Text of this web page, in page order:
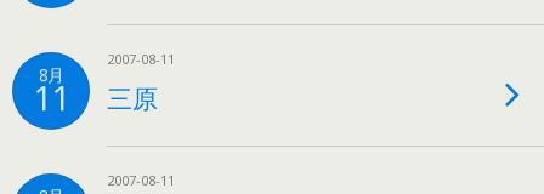
8月
11
2007-08-11
三原
2007-08-11